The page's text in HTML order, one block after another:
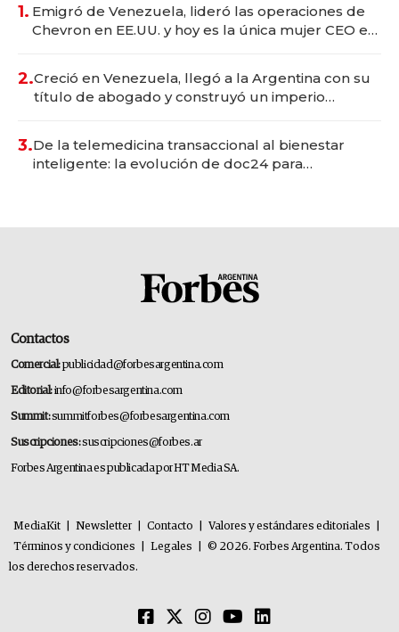
1. Emigró de Venezuela, lideró las operaciones de
Chevron en EE.UU. y hoy es la única mujer CEO en
2.Creció en Venezuela, llegó a la Argentina con su
título de abogado y construyó un imperio
3.De la telemedicina transaccional al bienestar
inteligente: la evolución de doc24 para
Contactos
Comercial:publicidad@forbesargentina.com
Editorial:info@forbesargentina.com
Summit:summitforbes@forbesargentina.com
Suscripciones:suscripciones@forbes.ar
Forbes Argentina es publicada por HT Media SA.
MediaKit Newsletter Contacto Valores y estándares editoriales
Términos y condiciones
Legales
© 2026. Forbes Argentina. Todos
los derechos reservados.